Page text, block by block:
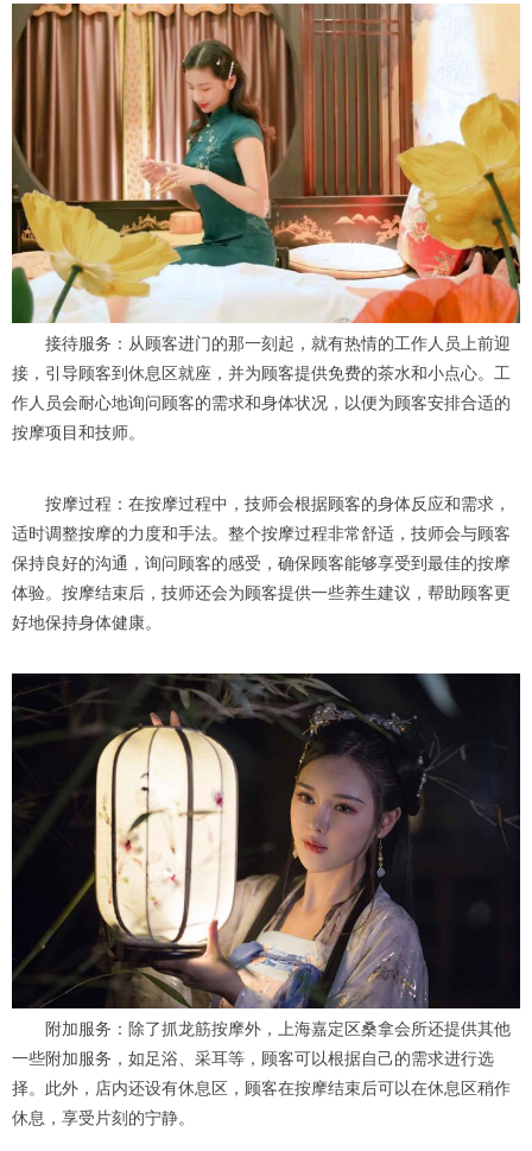
接待服务：从顾客进门的那一刻起，就有热情的工作人员上前迎
接，引导顾客到休息区就座，并为顾客提供免费的茶水和小点心。工
作人员会耐心地询问顾客的需求和身体状况，以便为顾客安排合适的
按摩项目和技师。
按摩过程：在按摩过程中，技师会根据顾客的身体反应和需求，
适时调整按摩的力度和手法。整个按摩过程非常舒适，技师会与顾客
保持良好的沟通，询问顾客的感受，确保顾客能够享受到最佳的按摩
体验。按摩结束后，技师还会为顾客提供一些养生建议，帮助顾客更
好地保持身体健康。
附加服务：除了抓龙筋按摩外，上海嘉定区桑拿会所还提供其他
一些附加服务，如足浴、采耳等，顾客可以根据自己的需求进行选
择。此外，店内还设有休息区，顾客在按摩结束后可以在休息区稍作
休息，享受片刻的宁静。